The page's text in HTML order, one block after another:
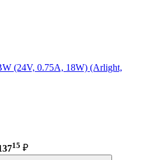
(24V, 0.75A, 18W) (Arlight,
15 ₽